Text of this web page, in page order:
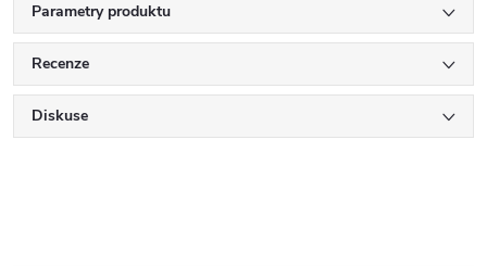
Parametry produktu
Recenze
Diskuse